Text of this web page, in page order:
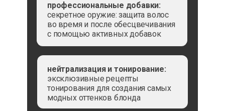
профессиональные добавки:
секретное оружие: защита волос
во время и после обесцвечивания
с помощью активных добавок
нейтрализация и тонирование:
эксклюзивные рецепты
тонирования для создания самых
модных оттенков блонда